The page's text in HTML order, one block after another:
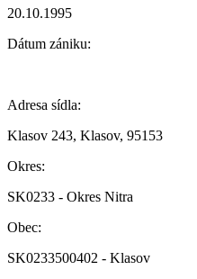
20.10.1995
Dátum zániku:
Adresa sídla:
Klasov 243, Klasov, 95153
Okres:
SK0233 - Okres Nitra
Obec:
SK0233500402 - Klasov